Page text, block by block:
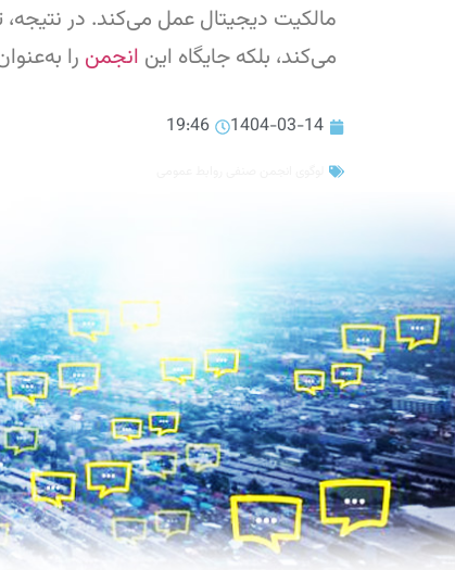
می‌کند، بلکه جایگاه این انجمن را
1404-03-14
19:46